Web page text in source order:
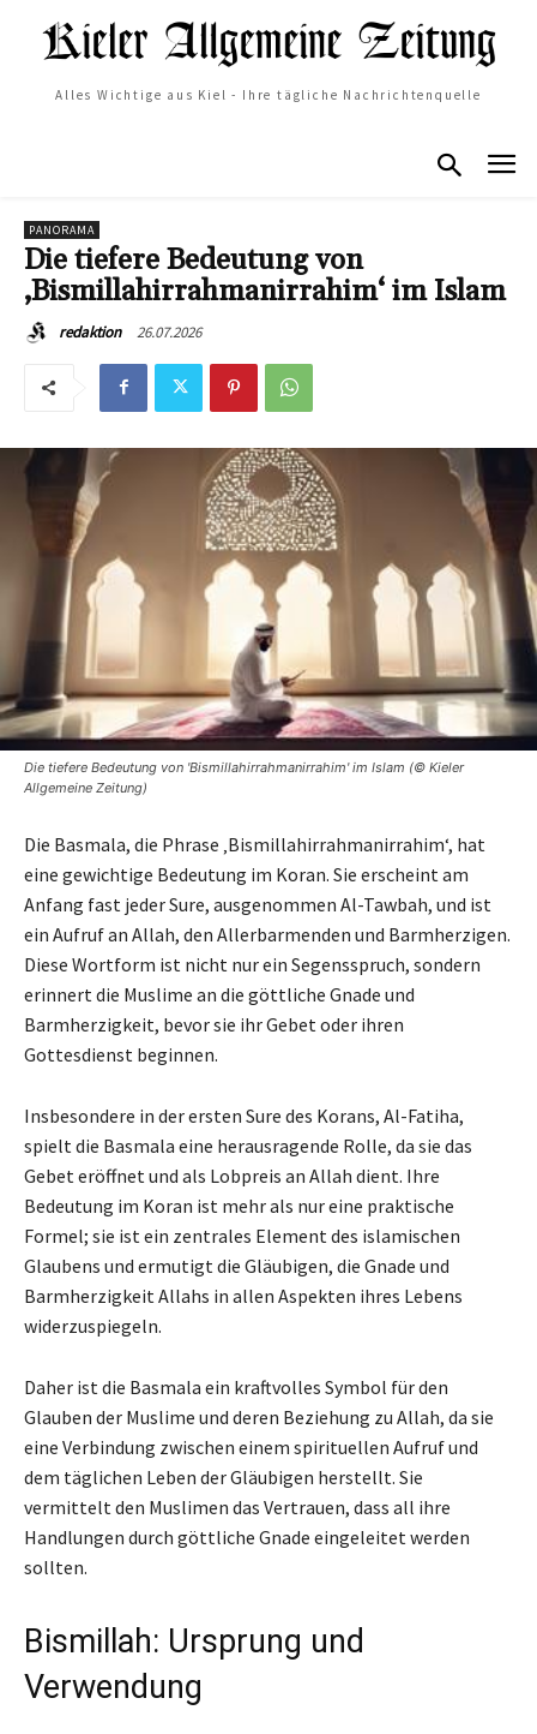
Alles Wichtige aus Kiel - Ihre tägliche Nachrichtenquelle
PANORAMA
Die tiefere Bedeutung von
‚Bismillahirrahmanirrahim‘ im Islam
redaktion 26.07.2026
Die tiefere Bedeutung von 'Bismillahirrahmanirrahim' im Islam (© Kieler
Allgemeine Zeitung)
Die Basmala, die Phrase ‚Bismillahirrahmanirrahim‘, hat
eine gewichtige Bedeutung im Koran. Sie erscheint am
Anfang fast jeder Sure, ausgenommen Al-Tawbah, und ist
ein Aufruf an Allah, den Allerbarmenden und Barmherzigen.
Diese Wortform ist nicht nur ein Segensspruch, sondern
erinnert die Muslime an die göttliche Gnade und
Barmherzigkeit, bevor sie ihr Gebet oder ihren
Gottesdienst beginnen.
Insbesondere in der ersten Sure des Korans, Al-Fatiha,
spielt die Basmala eine herausragende Rolle, da sie das
Gebet eröffnet und als Lobpreis an Allah dient. Ihre
Bedeutung im Koran ist mehr als nur eine praktische
Formel; sie ist ein zentrales Element des islamischen
Glaubens und ermutigt die Gläubigen, die Gnade und
Barmherzigkeit Allahs in allen Aspekten ihres Lebens
widerzuspiegeln.
Daher ist die Basmala ein kraftvolles Symbol für den
Glauben der Muslime und deren Beziehung zu Allah, da sie
eine Verbindung zwischen einem spirituellen Aufruf und
dem täglichen Leben der Gläubigen herstellt. Sie
vermittelt den Muslimen das Vertrauen, dass all ihre
Handlungen durch göttliche Gnade eingeleitet werden
sollten.
Bismillah: Ursprung und
Verwendung